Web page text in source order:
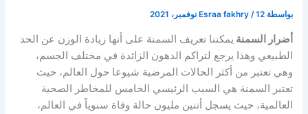
بواسطة Esraa fakhry /12 نوفمبر، 2021
أضرار السمنة يمكننا تعريف السمنة على أنها زيادة الوزن عن الحد
الطبيعي وهذا يرجع لتراكم الدهون الزائدة في مختلف الجسم،
وهي تعتبر من أكثر الحالات المرضية شيوعا حول العالم، حيث
تعتبر السمنة هي السبب الرئيسي الخامس للمخاطر الصحية
العالمية، حيث يسجل أتنين مليون حالة وفاة سنوياً في العالم،